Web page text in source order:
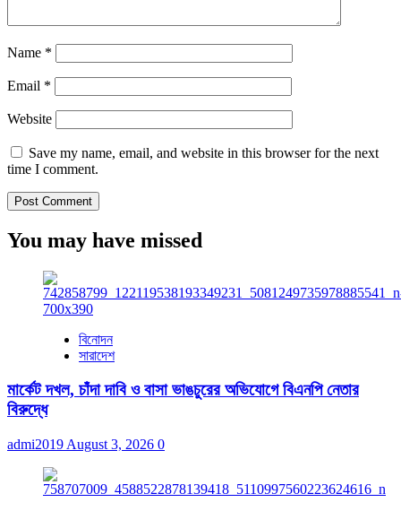
Name *
Email *
Website
Save my name, email, and website in this browser for the next
time I comment.
You may have missed
বিনোদন
সারাদেশ
মার্কেট দখল, চাঁদা দাবি ও বাসা ভাঙচুরের অভিযোগে বিএনপি নেতার
বিরুদ্ধে
admi2019 August 3, 2026 0